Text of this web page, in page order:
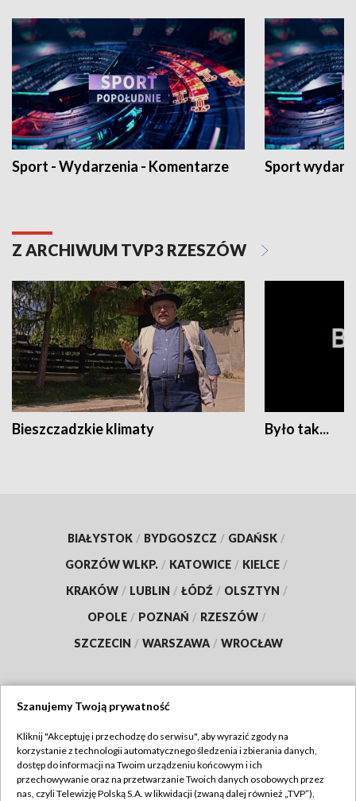
Sport - Wydarzenia - Komentarze Sport
Z ARCHIWUM TVP3 RZESZÓW
Bieszczadzkie klimaty Było tak...
BIAŁYSTOK / BYDGOSZCZ / GDAŃSK /
GORZÓW WLKP. / KATOWICE / KIELCE /
KRAKÓW / LUBLIN / ŁÓDŹ / OLSZTYN /
OPOLE / POZNAŃ / RZESZÓW /
SZCZECIN / WARSZAWA / WROCŁAW
TVP
Abonament TVP
Regulamin TVP
Szanujemy Twoją prywatność
Kliknij "Akceptuję i przechodzę do serwisu", aby wyrazić zgody na
korzystanie z technologii automatycznego śledzenia i zbierania danych,
dostęp do informacji na Twoim urządzeniu końcowym i ich
przechowywanie oraz na przetwarzanie Twoich danych osobowych przez
nas, czyli Telewizję Polską S.A. w likwidacji (zwaną dalej również „TVP”),